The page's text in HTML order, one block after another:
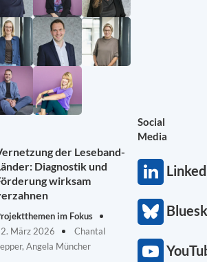
der Leseband-
Diagnostik und
wirksam
im Fokus
März 2026
Chantal
Angela Müncher
Social
Media